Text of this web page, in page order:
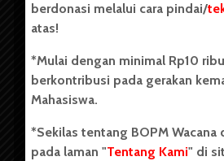
Copyright © 2023. All rights
Badan Otonom Pers Mahasiswa
pers mahasiswa yang berdiri di luar
(USU). Sebelumnya BOPM Wacana
Unit Kegiatan Mahasiswa (UKM) di
berdonasi melalui cara pindai/
atas!
*Mulai dengan minimal Rp10
berkontribusi pada gerakan
Mahasiswa.
*Sekilas tentang BOPM Wacana
pada laman "Tentang Kami" di